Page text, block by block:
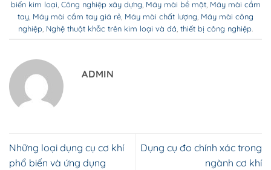
biến kim loại Công nghiệp xây dựng Máy mài bề mặt, Máy mài cầm
tay Máy mài cầm tay giá rẻ Máy mài chất lượng Máy mài công
nghiệp Nghệ thuật khắc trên kim loại và đá thiết bị công nghiệp
ADMIN
Những loại dụng cụ cơ khí
phổ biến và ứng dụng
Dụng cụ đo chính xác trong
ngành cơ khí